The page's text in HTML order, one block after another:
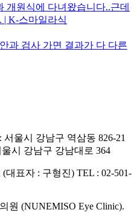
원식에 다녀왔습니다..근데
| K-스마일라식
과 검사 가면 결과가 다 다른
서울시 강남구 역삼동 826-21
시 강남구 강남대로 364
(대표자 : 구형진) TEL : 02-501-
원 (NUNEMISO Eye Clinic).